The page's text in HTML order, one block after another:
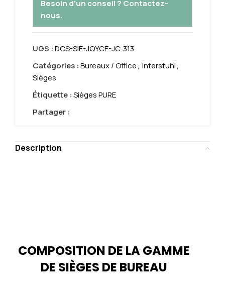
Besoin d'un conseil ? Contactez-
nous.
UGS :DCS-SIE-JOYCE-JC-313
Catégories :Bureaux / Office, Interstuhl,
Sièges
Étiquette :Sièges PURE
Partager :
Description
COMPOSITION DE LA GAMME
DE SIÈGES DE BUREAU